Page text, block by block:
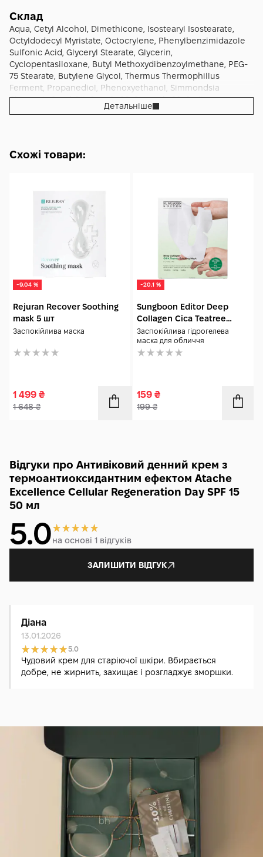
Склад
Aqua, Cetyl Alcohol, Dimethicone, Isostearyl Isostearate,
Octyldodecyl Myristate, Octocrylene, Phenylbenzimidazole
Sulfonic Acid, Glyceryl Stearate, Glycerin,
Cyclopentasiloxane, Butyl Methoxydibenzoylmethane, PEG-
75 Stearate, Butylene Glycol, Thermus Thermophillus
Ferment, Propanediol, Phenoxyethanol, Simmondsia
Chinensis Seed Oil, Ceteth-20, Steareth-20, Sodium
Hydroxide, Xanthan Gum, Citric Acid, Parfum, Dichlorobenzyl
Potassium Sorbate, CI 17200.
Детальніше
Схожі товари:
-9.04 %
Rejuran Recover Soothing
mask 5 шт
Заспокійлива маска
1 499 ₴
1 648₴
-20.1 %
Sungboon Editor Deep
Collagen Cica Teatree
Soothing Mask 1 шт
Заспокійлива гідрогелева
маска для обличчя
159 ₴
199₴
Відгуки про Антивіковий денний крем з
термоантиоксидантним ефектом Atache
Excellence Cellular Regeneration Day SPF 15
50 мл
5.0на основі 1 відгуків
ЗАЛИШИТИ ВІДГУК
Діана
13.01.2026
5.0
Чудовий крем для старіючої шкіри. Вбирається
добре, не жирнить, захищає і розгладжує зморшки.